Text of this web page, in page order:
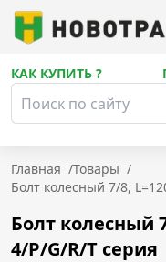
КАК КУПИТЬ ?
Главная /Товары /
Болт колесный 7/8,
Болт колесный
4/P/G/R/T серия